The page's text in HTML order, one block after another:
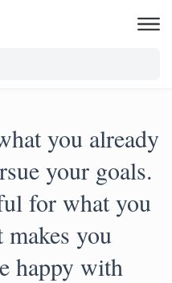
you already
your goals.
for what you
makes you
happy with